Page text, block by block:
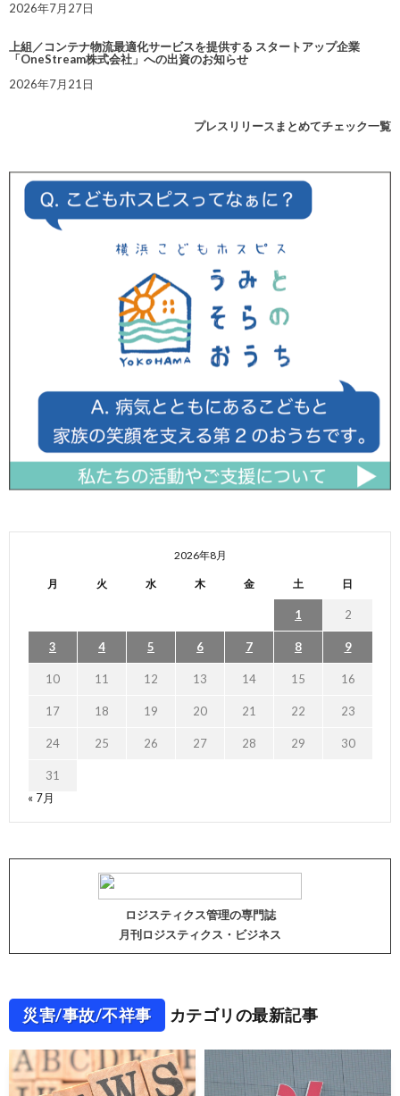
2026年7月27日
上組／コンテナ物流最適化サービスを提供する スタートアップ企業
「OneStream株式会社」への出資のお知らせ
2026年7月21日
プレスリリースまとめてチェック一覧
2026年8月
月 火 水 木 金 土 日
1 2
3 4 5 6 7 8 9
10 11 12 13 14 15 16
17 18 19 20 21 22 23
24 25 26 27 28 29 30
31
« 7月
ロジスティクス管理の専門誌
月刊ロジスティクス・ビジネス
災害/事故/不祥事 カテゴリの最新記事